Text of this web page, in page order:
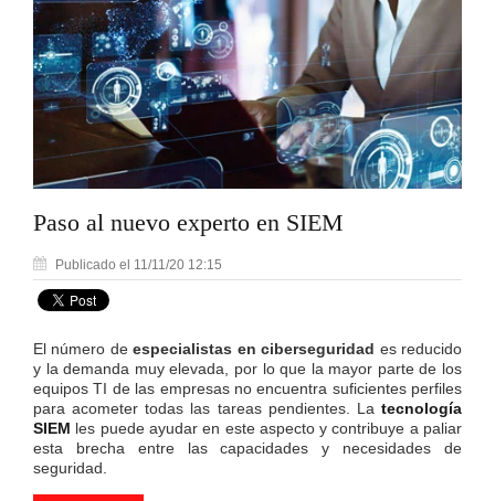
Paso al nuevo experto en SIEM
Publicado el 11/11/20 12:15
El número deespecialistas en ciberseguridad es reducido
y la demanda muy elevada, por lo que la mayor parte de los
equipos TI de las empresas no encuentra suficientes perfiles
para acometer todas las tareas pendientes. La tecnología
SIEM les puede ayudar en este aspecto y contribuye a paliar
esta brecha entre las capacidades y necesidades de
seguridad.